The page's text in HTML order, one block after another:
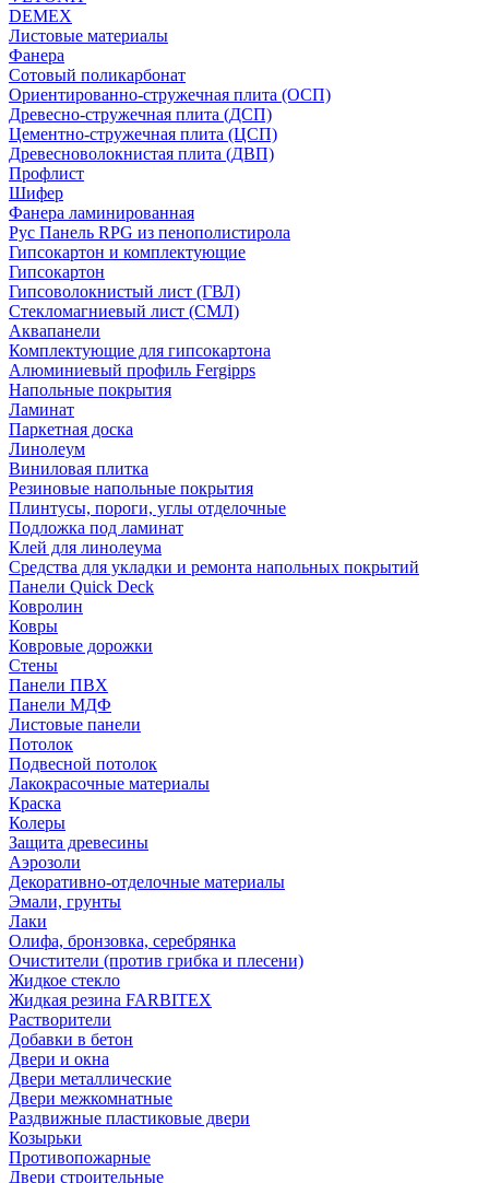
DEMEX
Листовые материалы
Фанера
Сотовый поликарбонат
Ориентированно-стружечная плита (ОСП)
Древесно-стружечная плита (ДСП)
Цементно-стружечная плита (ЦСП)
Древесноволокнистая плита (ДВП)
Профлист
Шифер
Фанера ламинированная
Рус Панель RPG из пенополистирола
Гипсокартон и комплектующие
Гипсокартон
Гипсоволокнистый лист (ГВЛ)
Стекломагниевый лист (СМЛ)
Аквапанели
Комплектующие для гипсокартона
Алюминиевый профиль Fergipps
Напольные покрытия
Ламинат
Паркетная доска
Линолеум
Виниловая плитка
Резиновые напольные покрытия
Плинтусы, пороги, углы отделочные
Подложка под ламинат
Клей для линолеума
Средства для укладки и ремонта напольных покрытий
Панели Quick Deck
Ковролин
Ковры
Ковровые дорожки
Стены
Панели ПВХ
Панели МДФ
Листовые панели
Потолок
Подвесной потолок
Лакокрасочные материалы
Краска
Колеры
Защита древесины
Аэрозоли
Декоративно-отделочные материалы
Эмали, грунты
Лаки
Олифа, бронзовка, серебрянка
Очистители (против грибка и плесени)
Жидкое стекло
Жидкая резина FARBITEX
Растворители
Добавки в бетон
Двери и окна
Двери металлические
Двери межкомнатные
Раздвижные пластиковые двери
Козырьки
Противопожарные
Двери строительные